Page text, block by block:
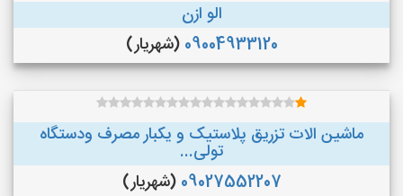
الو ازن
09004933120 (شهریار)
ماشین الات تزریق پلاستیک و یکبار مصرف ودستگاه
تولی...
09027552207 (شهریار)